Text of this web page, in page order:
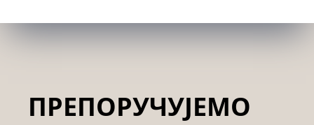
ПРЕПОРУЧУЈЕМО